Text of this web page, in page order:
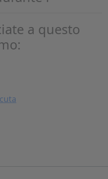
a questo